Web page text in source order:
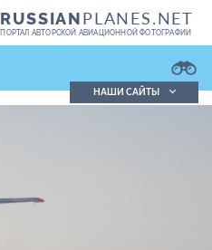
RUSSIANPLANES.NET
ПОРТАЛ АВТОРСКОЙ АВИАЦИОННОЙ ФОТОГРАФИИ
НАШИ САЙТЫ